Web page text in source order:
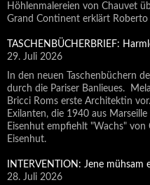
Höhlenmalereien von Chauvet
Grand Continent erklärt Roberto
TASCHENBÜCHERBRIEF:
29. Juli 2026
In den neuen Taschenbüchern
durch die Pariser Banlieues.
Bricci Roms erste Architektin
Exilanten, die 1940 aus
Eisenhut empfiehlt "Wachs"
Eisenhut.
INTERVENTION: Jene mühsam
28. Juli 2026